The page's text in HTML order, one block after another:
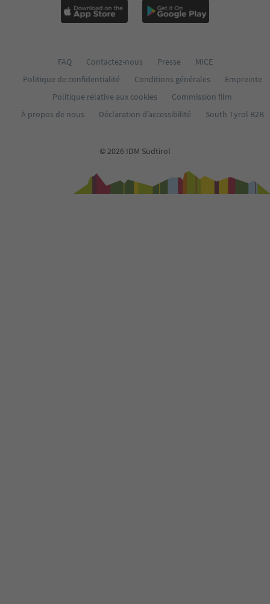
FAQ Contactez-nous Presse
MICE
Politique de confidentialité
Conditions générales
Empreinte
Politique relative aux cookies
Commission film
À propos de nous
Déclaration d’accessibilité South Tyrol B2B
© 2026 IDM Südtirol